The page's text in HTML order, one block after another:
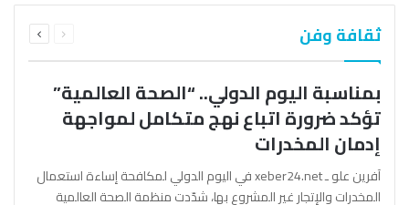
ثقافة وفن الصفحةالصفحة
بمناسبة اليوم الدولي.. “الصحة العالمية”
تؤكد ضرورة اتباع نهج متكامل لمواجهة
إدمان المخدرات
آفرين علو ـ xeber24.net في اليوم الدولي لمكافحة إساءة استعمال
المخدرات والإتجار غير المشروع بها، شدّدت منظمة الصحة العالمية